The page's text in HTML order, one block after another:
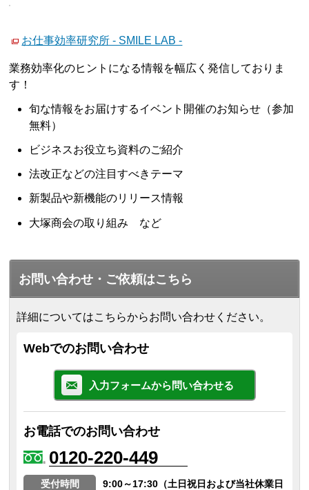
お仕事効率研究所 - SMILE LAB -
業務効率化のヒントになる情報を幅広く発信しておりま
す！
旬な情報をお届けするイベント開催のお知らせ（参加
無料）
ビジネスお役立ち資料のご紹介
法改正などの注目すべきテーマ
新製品や新機能のリリース情報
大塚商会の取り組み など
お問い合わせ・ご依頼はこちら
詳細についてはこちらからお問い合わせください。
Webでのお問い合わせ
入力フォームから問い合わせる
お電話でのお問い合わせ
0120-220-449
受付時間
9:00～17:30（土日祝日および当社休業日